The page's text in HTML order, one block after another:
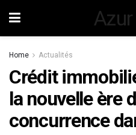
Home Actualités
Crédit
la nouvelle ère
concurrence